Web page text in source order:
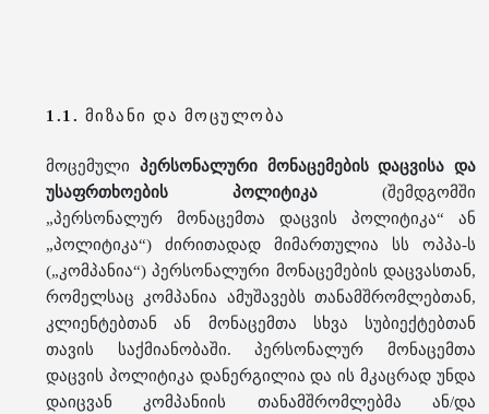
1.1. მიზანი და მოცულობა
მოცემული პერსონალური მონაცემების დაცვისა და
უსაფრთხოების პოლიტიკა (შემდგომში
„პერსონალურ მონაცემთა დაცვის პოლიტიკა“ ან
„პოლიტიკა“) ძირითადად მიმართულია სს ოპპა-ს
(„კომპანია“) პერსონალური მონაცემების დაცვასთან,
რომელსაც კომპანია ამუშავებს თანამშრომლებთან,
კლიენტებთან ან მონაცემთა სხვა სუბიექტებთან
თავის საქმიანობაში. პერსონალურ მონაცემთა
დაცვის პოლიტიკა დანერგილია და ის მკაცრად უნდა
დაიცვან კომპანიის თანამშრომლებმა ან/და